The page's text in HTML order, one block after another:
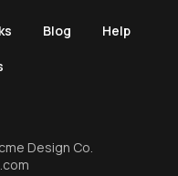
Blog Help
Design Co.